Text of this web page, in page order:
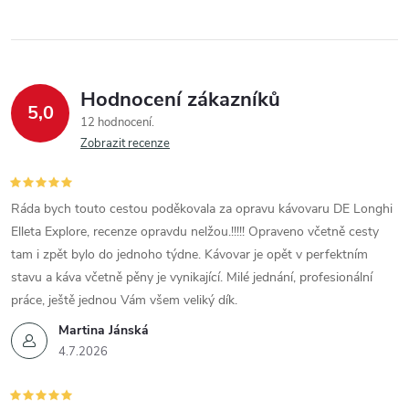
5,0 Hodnocení zákazníků
12 hodnocení
Zobrazit recenze
Martina Jánská
4.7.2026
Ráda bych touto cestou poděkovala za opravu kávovaru DE Longhi
Elleta Explore, recenze opravdu nelžou.!!!!! Opraveno včetně cesty
tam i zpět bylo do jednoho týdne. Kávovar je opět v perfektním
stavu a káva včetně pěny je vynikající. Milé jednání, profesionální
práce, ještě jednou Vám všem veliký dík.